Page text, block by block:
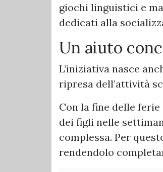
giochi linguistici e
dedicati alla
Un aiuto
L’iniziativa nasce
ripresa dell’attività
Con la fine delle
dei figli nelle
complessa. Per
rendendolo